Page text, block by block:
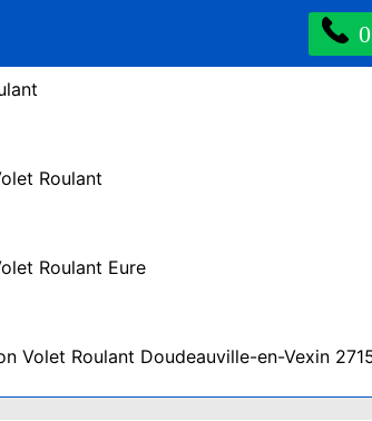
Roulant
Roulant Eure
Volet Roulant Doudeauville-en-Vexin